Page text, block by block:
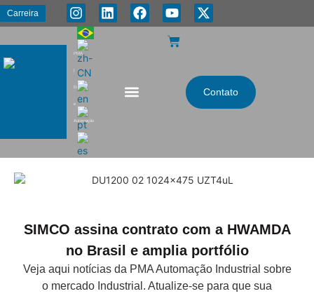
Carreira
PMA
Energia
e
Automação
Contato
SIMCO assina contrato com a HWAMDA
no Brasil e amplia portfólio
Veja aqui notícias da PMA Automação Industrial sobre
o mercado Industrial. Atualize-se para que sua